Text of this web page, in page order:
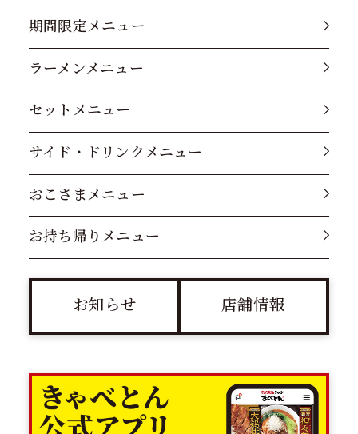
期間限定メニュー
ラーメンメニュー
セットメニュー
サイド・ドリンクメニュー
おこさまメニュー
お持ち帰りメニュー
お知らせ 店舗情報